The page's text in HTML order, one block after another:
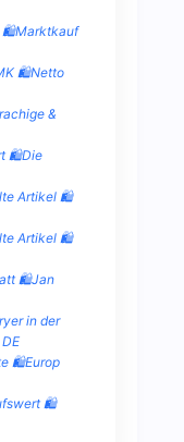
🛍️Marktkauf
🛍️Netto
&
🛍️Die
Artikel 🛍️
Artikel 🛍️
🛍️Jan
in der
🛍️Europ
🛍️